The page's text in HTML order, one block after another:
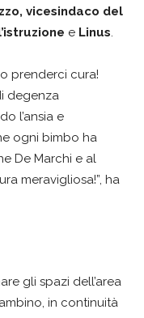
vicesindaco del
e Linus.
prenderci cura!
degenza
l’ansia e
ogni bimbo ha
De Marchi e al
meravigliosa!”, ha
gli spazi dell’area
in continuità